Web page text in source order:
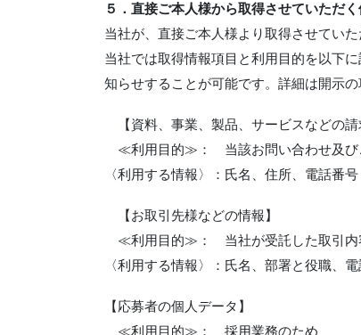
５．直接ご本人様から取得させていただ
当社が、直接ご本人様より取得させてい
当社では取得情報項目と利用目的を以下
知らせすることが可能です。詳細は開示
【資料、事業、製品、サービスなどの
≪利用目的≫： 当該お問い合わせ及び
〈利用する情報〉：氏名、住所、電話番号
【お取引先様などの情報】
≪利用目的≫： 当社が受託した取引内
〈利用する情報〉：氏名、部署と役職、
【応募者の個人データ】
≪利用目的≫： 採用業務のため